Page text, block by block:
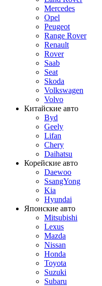
Mercedes
Opel
Peugeot
Range Rover
Renault
Rover
Saab
Seat
Skoda
Volkswagen
Volvo
Китайские авто
Byd
Geely
Lifan
Chery
Daihatsu
Корейские авто
Daewoo
SsangYong
Kia
Hyundai
Японские авто
Mitsubishi
Lexus
Mazda
Nissan
Honda
Toyota
Suzuki
Subaru